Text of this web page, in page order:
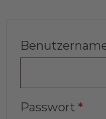
Passwort *